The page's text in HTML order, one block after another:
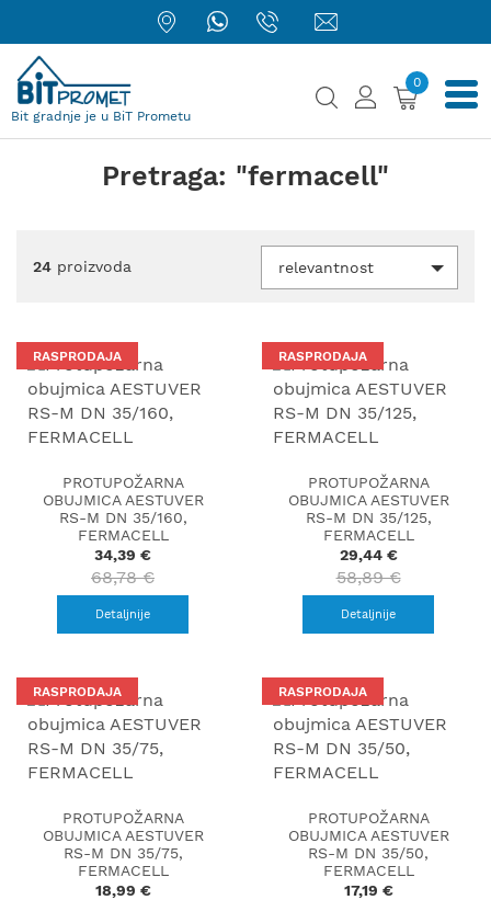
Bit gradnje je u BiT Prometu
0
Pretraga: "fermacell"
24 proizvoda relevantnost
RASPRODAJA
PROTUPOŽARNA
OBUJMICA AESTUVER
RS-M DN 35/160,
FERMACELL
34,39 €
68,78 €
Detaljnije
RASPRODAJA
PROTUPOŽARNA
OBUJMICA AESTUVER
RS-M DN 35/125,
FERMACELL
29,44 €
58,89 €
Detaljnije
RASPRODAJA
PROTUPOŽARNA
OBUJMICA AESTUVER
RS-M DN 35/75,
FERMACELL
18,99 €
RASPRODAJA
PROTUPOŽARNA
OBUJMICA AESTUVER
RS-M DN 35/50,
FERMACELL
17,19 €